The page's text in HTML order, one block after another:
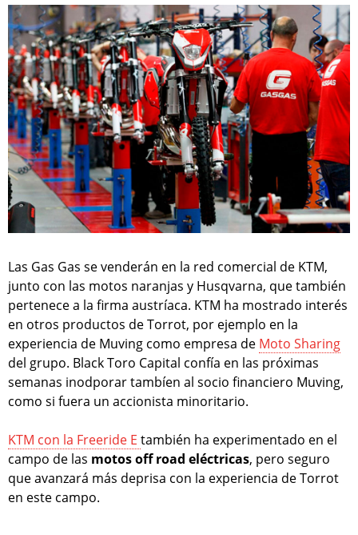
Las Gas Gas se venderán en la red comercial de KTM,
junto con las motos naranjas y Husqvarna, que también
pertenece a la firma austríaca. KTM ha mostrado interés
en otros productos de Torrot, por ejemplo en la
experiencia de Muving como empresa de Moto Sharing
del grupo. Black Toro Capital confía en las próximas
semanas inodporar tambíen al socio financiero Muving,
como si fuera un accionista minoritario.
KTM con la Freeride E también ha experimentado en el
campo de las motos off road eléctricas, pero seguro
que avanzará más deprisa con la experiencia de Torrot
en este campo.